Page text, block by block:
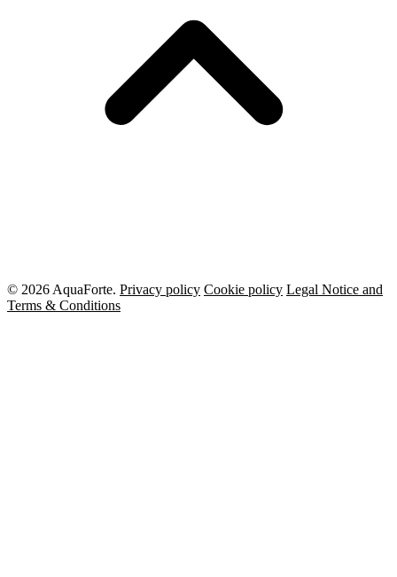
© 2026 AquaForte. Privacy policy Cookie policy Legal Notice and
Terms & Conditions